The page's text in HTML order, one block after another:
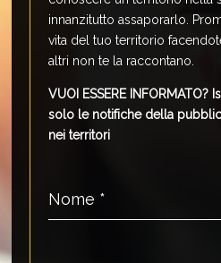
innanzitutto assaporarlo.
vita del tuo territorio
altri non te la raccontano.
VUOI ESSERE INFORMATO?
solo le notifiche della
nei territori
Nome *